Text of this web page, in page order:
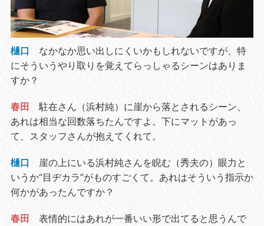
樋口 なかなか思い出しにくいかもしれないですが、特
にそういうやり取りを覚えてらっしゃるシーンはありま
すか？
春田 駐在さん（浜村純）に崖から落とされるシーン、
あれは相当な回数落ちたんですよ。下にマットがあっ
て、スタッフさんが抱えてくれて。
樋口
崖の上にいる浜村純さんを睨む（秀夫の）眼力と
いうか“目ヂカラ”がものすごくて。あれはそういう指示か
何かがあったんですか？
春田 表情的にはあれが一番いい形で出てると思うんで